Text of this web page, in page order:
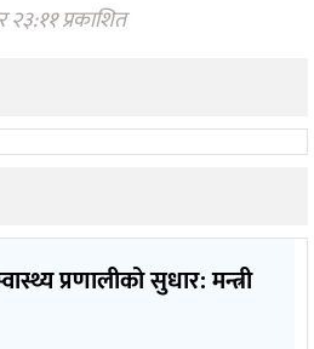
प्रकाशित
प्रणालीको सुधार: मन्त्री